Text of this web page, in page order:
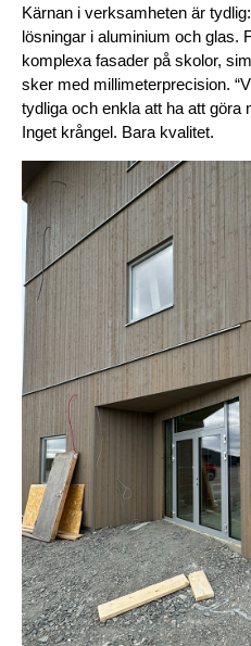
Kärnan i verksamheten är
lösningar i aluminium och glas.
komplexa fasader på skolor,
sker med millimeterprecision.
tydliga och enkla att ha att göra
Inget krångel. Bara kvalitet.